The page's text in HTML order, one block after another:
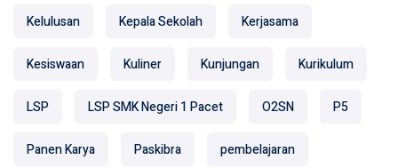
Kelulusan Kepala Sekolah Kerjasama
Kesiswaan Kuliner Kunjungan Kurikulum
LSP LSP SMK Negeri 1 Pacet O2SN P5
Panen Karya Paskibra pembelajaran